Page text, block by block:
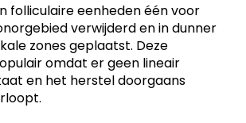
folliculaire eenheden één voor
verwijderd en in dunner
zones geplaatst. Deze
omdat er geen lineair
en het herstel doorgaans